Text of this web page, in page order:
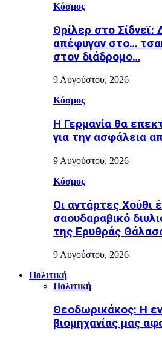
Κόσμος
Θρίλερ στο
απέφυγαν στο…
στον διάδρομο…
9 Αυγούστου, 2026
Κόσμος
Η Γερμανία θα
για την ασφάλεια
9 Αυγούστου, 2026
Κόσμος
Οι αντάρτες Χούθι
σαουδαραβικό
της Ερυθράς
9 Αυγούστου, 2026
Πολιτική
Πολιτική
Θεοδωρικάκος: Η
βιομηχανίας μας